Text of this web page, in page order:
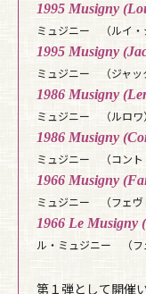
1995 Musigny
ミュジニー （ルイ・
1995 Musigny
ミュジニー （ジャッ
1986 Musigny
ミュジニー （ルロワ）
1986 Musigny
ミュジニー （コント
1966 Musigny
ミュジニー （フェヴ
1966 Le Musigny
ル・ミュジニー （フ
第１弾として開催